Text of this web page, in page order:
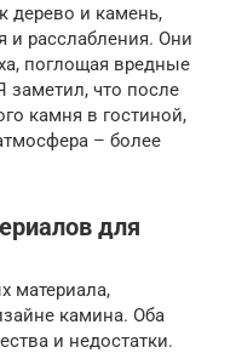
дерево и камень,
и расслабления. Они
поглощая вредные
заметил, что после
камня в гостиной,
– более
для
материала,
камина. Оба
и недостатки.